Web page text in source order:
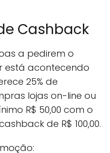
Cashback
a pedirem o
está acontecendo
25% de
lojas on-line ou
R$ 50,00 com o
de R$ 100,00.